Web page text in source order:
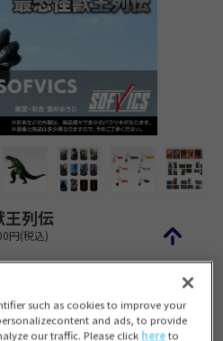
王列伝
円(税込)
such as cookies to improve your
and ads, to provide
our traffic. Please click hereto